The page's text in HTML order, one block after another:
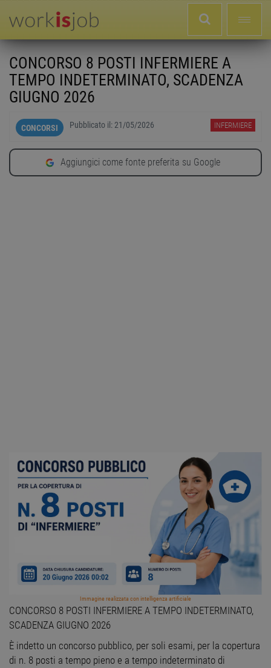
CONCORSO 8 POSTI INFERMIERE A
TEMPO INDETERMINATO, SCADENZA
GIUGNO 2026
CONCORSI Pubblicato il: 21/05/2026 INFERMIERE
Aggiungici come fonte preferita su Google
Immagine realizzata con intelligenza artificiale
CONCORSO 8 POSTI INFERMIERE A TEMPO INDETERMINATO,
SCADENZA GIUGNO 2026
È indetto un concorso pubblico, per soli esami, per la copertura
di n. 8 posti a tempo pieno e a tempo indeterminato di